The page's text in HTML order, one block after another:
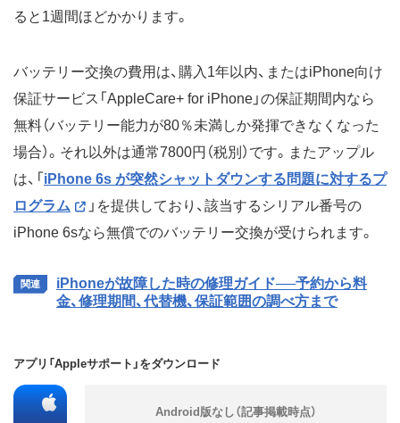
ると1週間ほどかかります。
バッテリー交換の費用は、購入1年以内、またはiPhone向け
保証サービス「AppleCare+ for iPhone」の保証期間内なら
無料（バッテリー能力が80％未満しか発揮できなくなった
場合）。それ以外は通常7800円（税別）です。またアップル
は、「 iPhone 6s が突然シャットダウンする問題に対するプ
ログラム
」を提供しており、該当するシリアル番号の
iPhone 6sなら無償でのバッテリー交換が受けられます。
iPhoneが故障した時の修理ガイド──予約から料
金、修理期間、代替機、保証範囲の調べ方まで
アプリ「Appleサポート」をダウンロード